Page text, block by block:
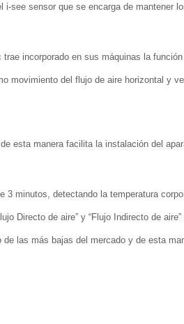
see sensor que se encarga de mantener
incorporado en sus máquinas la
movimiento del flujo de aire horizontal y
esta manera facilita la instalación del
3 minutos, detectando la temperatura
Directo de aire” y “Flujo Indirecto de
las más bajas del mercado y de esta